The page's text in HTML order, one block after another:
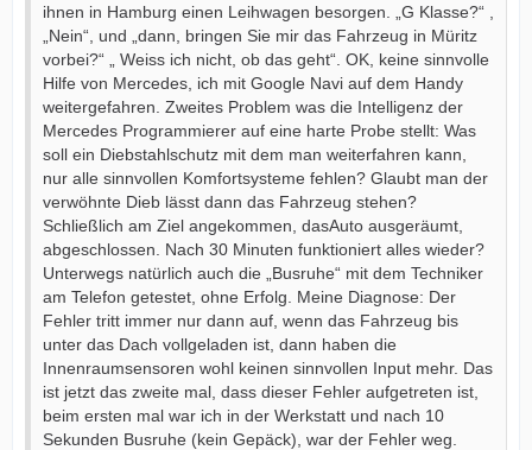
ihnen in Hamburg einen Leihwagen besorgen. „G Klasse?“ ,
„Nein“, und „dann, bringen Sie mir das Fahrzeug in Müritz
vorbei?“ „ Weiss ich nicht, ob das geht“. OK, keine sinnvolle
Hilfe von Mercedes, ich mit Google Navi auf dem Handy
weitergefahren. Zweites Problem was die Intelligenz der
Mercedes Programmierer auf eine harte Probe stellt: Was
soll ein Diebstahlschutz mit dem man weiterfahren kann,
nur alle sinnvollen Komfortsysteme fehlen? Glaubt man der
verwöhnte Dieb lässt dann das Fahrzeug stehen?
Schließlich am Ziel angekommen, dasAuto ausgeräumt,
abgeschlossen. Nach 30 Minuten funktioniert alles wieder?
Unterwegs natürlich auch die „Busruhe“ mit dem Techniker
am Telefon getestet, ohne Erfolg. Meine Diagnose: Der
Fehler tritt immer nur dann auf, wenn das Fahrzeug bis
unter das Dach vollgeladen ist, dann haben die
Innenraumsensoren wohl keinen sinnvollen Input mehr. Das
ist jetzt das zweite mal, dass dieser Fehler aufgetreten ist,
beim ersten mal war ich in der Werkstatt und nach 10
Sekunden Busruhe (kein Gepäck), war der Fehler weg.